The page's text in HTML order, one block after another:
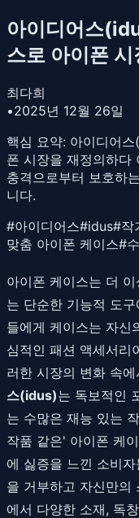
아이디어스
스로 아이폰
최다희
•2025년 12월 26일
핵심 요약: 아이디어
폰 시장을 재정의하다
충격으로부터 보호하
니다.
#아이디어스#idus#작
맞춤 아이폰 케이스#
아이폰 케이스는 더
는 단순한 기능적 도
들에게 케이스는 자신
심적인 패션 액세서리
러한 시장의 변화 속
스(idus)는 독보적인
는 수많은 재능 있는
작품 같은' 아이폰 케
에 싫증을 느낀 소비
을 거부하고 자신만의
에서 다양한 소재, 독